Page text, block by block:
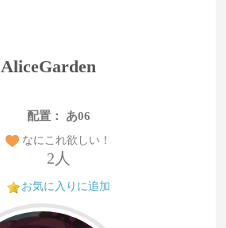
AliceGarden
配置： あ06
なにこれ欲しい！
2人
お気に入りに追加